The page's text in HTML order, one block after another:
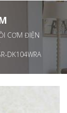
CƠM ĐIỆN
DK104WRA